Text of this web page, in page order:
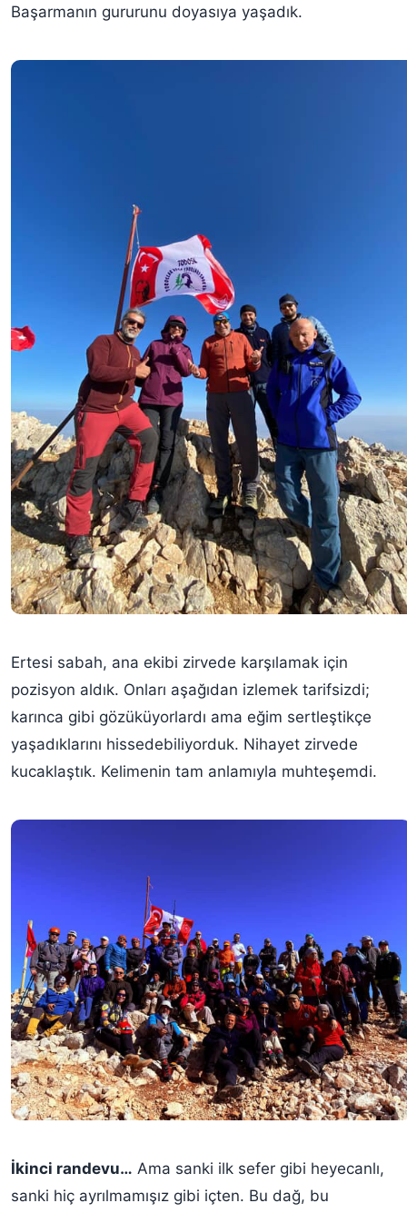
Başarmanın gururunu doyasıya yaşadık.
Ertesi sabah, ana ekibi zirvede karşılamak için
pozisyon aldık. Onları aşağıdan izlemek tarifsizdi;
karınca gibi gözüküyorlardı ama eğim sertleştikçe
yaşadıklarını hissedebiliyorduk. Nihayet zirvede
kucaklaştık. Kelimenin tam anlamıyla muhteşemdi.
İkinci randevu… Ama sanki ilk sefer gibi heyecanlı,
sanki hiç ayrılmamışız gibi içten. Bu dağ, bu